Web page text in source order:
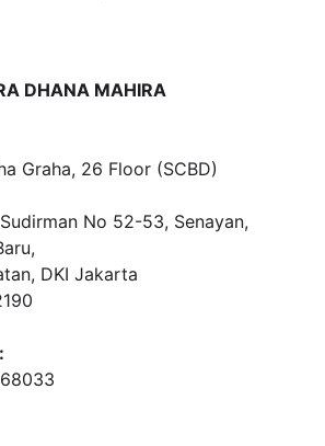
DHANA MAHIRA
Graha, 26 Floor (SCBD)
No 52-53, Senayan,
DKI Jakarta